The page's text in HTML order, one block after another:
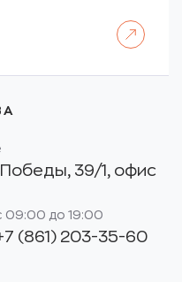
39/1, офис
09:00 до 19:00
(861) 203-35-60